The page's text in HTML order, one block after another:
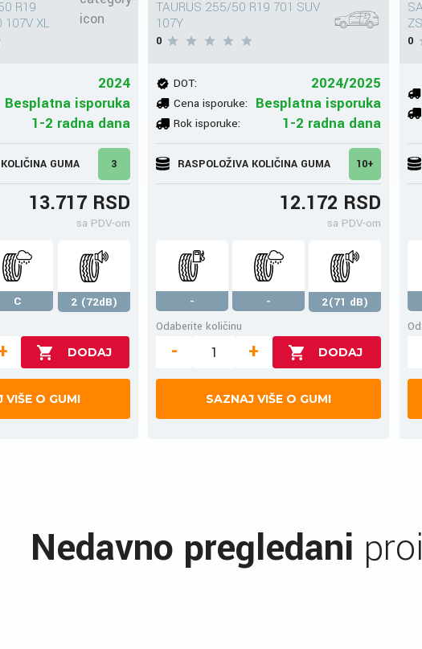
R19
107V XL
2024
Besplatna isporuka
1-2 radna dana
GUMA 3
13.717 RSD
sa PDV-om
C
2 (72dB)
VIŠE O GUMI
TAURUS 255/50 R19 701 SUV
107Y
0
DOT: 2024/2025
Cena isporuke: Besplatna isporuka
Rok isporuke: 1-2 radna dana
RASPOLOŽIVA KOLIČINA GUMA 10+
12.172 RSD
sa PDV-om
- -
2(71 dB)
Odaberite količinu
- +
SAZNAJ VIŠE O GUMI
0
Nedavno pregledani